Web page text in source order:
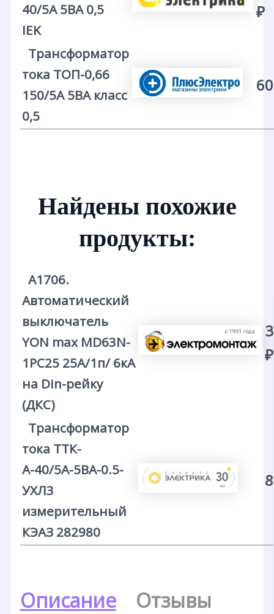
40/5А 5ВА 0,5
IEK
₽
Трансформатор
тока ТОП-0,66
150/5А 5ВА класс
0,5
Найдены похожие
продукты:
А1706.
Автоматический
выключатель
YON max MD63N-
1PC25 25А/1п/ 6кА
на Din-рейку
(ДКС)
₽
Трансформатор
тока ТТК-
А-40/5А-5ВА-0.5-
УХЛ3
измерительный
КЭАЗ 282980
Описание
Отзывы